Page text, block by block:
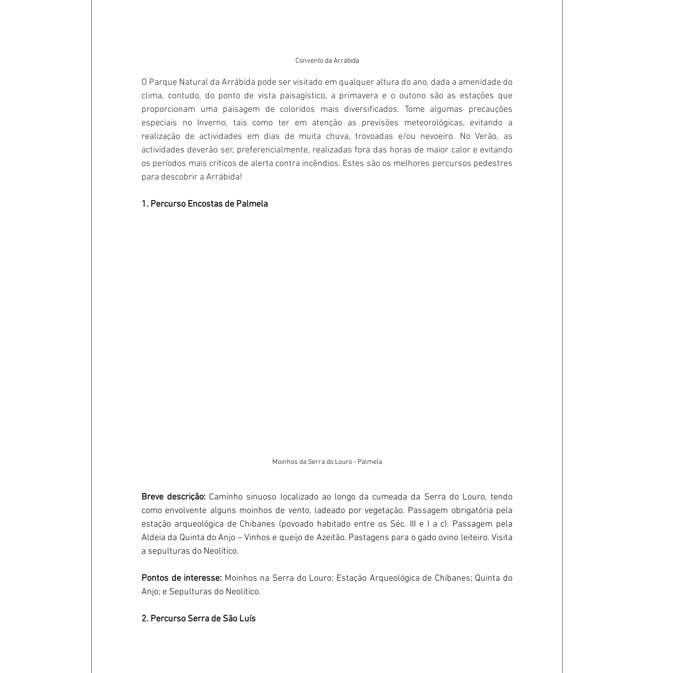
Convento da Arrábida
O Parque Natural da Arrábida pode ser visitado em qualquer altura do ano, dada a amenidade do
clima, contudo, do ponto de vista paisagístico, a primavera e o outono são as estações que
proporcionam uma paisagem de coloridos mais diversificados. Tome algumas precauções
especiais no Inverno, tais como ter em atenção as previsões meteorológicas, evitando a
realização de actividades em dias de muita chuva, trovoadas e/ou nevoeiro. No Verão, as
actividades deverão ser, preferencialmente, realizadas fora das horas de maior calor e evitando
os períodos mais críticos de alerta contra incêndios. Estes são os melhores percursos pedestres
para descobrir a Arrábida!
1. Percurso Encostas de Palmela
Moinhos da Serra do Louro - Palmela
Breve descrição: Caminho sinuoso localizado ao longo da cumeada da Serra do Louro, tendo
como envolvente alguns moinhos de vento, ladeado por vegetação. Passagem obrigatória pela
estação arqueológica de Chibanes (povoado habitado entre os Séc. III e I a c). Passagem pela
Aldeia da Quinta do Anjo – Vinhos e queijo de Azeitão. Pastagens para o gado ovino leiteiro. Visita
a sepulturas do Neolítico.
Pontos de interesse: Moinhos na Serra do Louro; Estação Arqueológica de Chibanes; Quinta do
Anjo; e Sepulturas do Neolítico.
2. Percurso Serra de São Luís